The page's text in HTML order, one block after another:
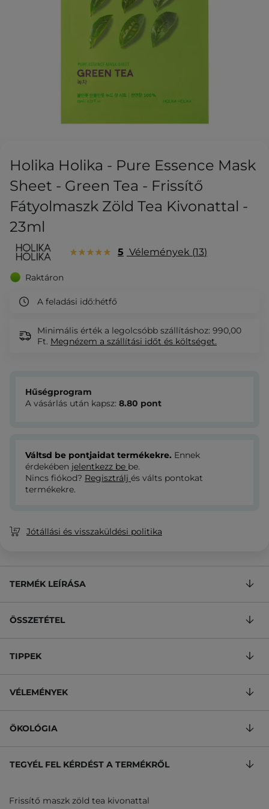
Holika Holika - Pure Essence Mask
Sheet - Green Tea - Frissítő
Fátyolmaszk Zöld Tea Kivonattal -
23ml
5 Vélemények 13
Raktáron
A feladási idő:hétfő
Minimális érték a legolcsóbb szállításhoz: 990,00
Ft. Megnézem a szállítási időt és költséget.
Hűségprogram
A vásárlás után kapsz: 8.80 pont
Váltsd be pontjaidat termékekre. Ennek
érdekében jelentkezz be be.
Nincs fiókod? Regisztrálj és válts pontokat
termékekre.
Jótállási és visszaküldési politika
TERMÉK LEÍRÁSA
ÖSSZETÉTEL
TIPPEK
VÉLEMÉNYEK
ÖKOLÓGIA
TEGYÉL FEL KÉRDÉST A TERMÉKRŐL
Frissítő maszk zöld tea kivonattal